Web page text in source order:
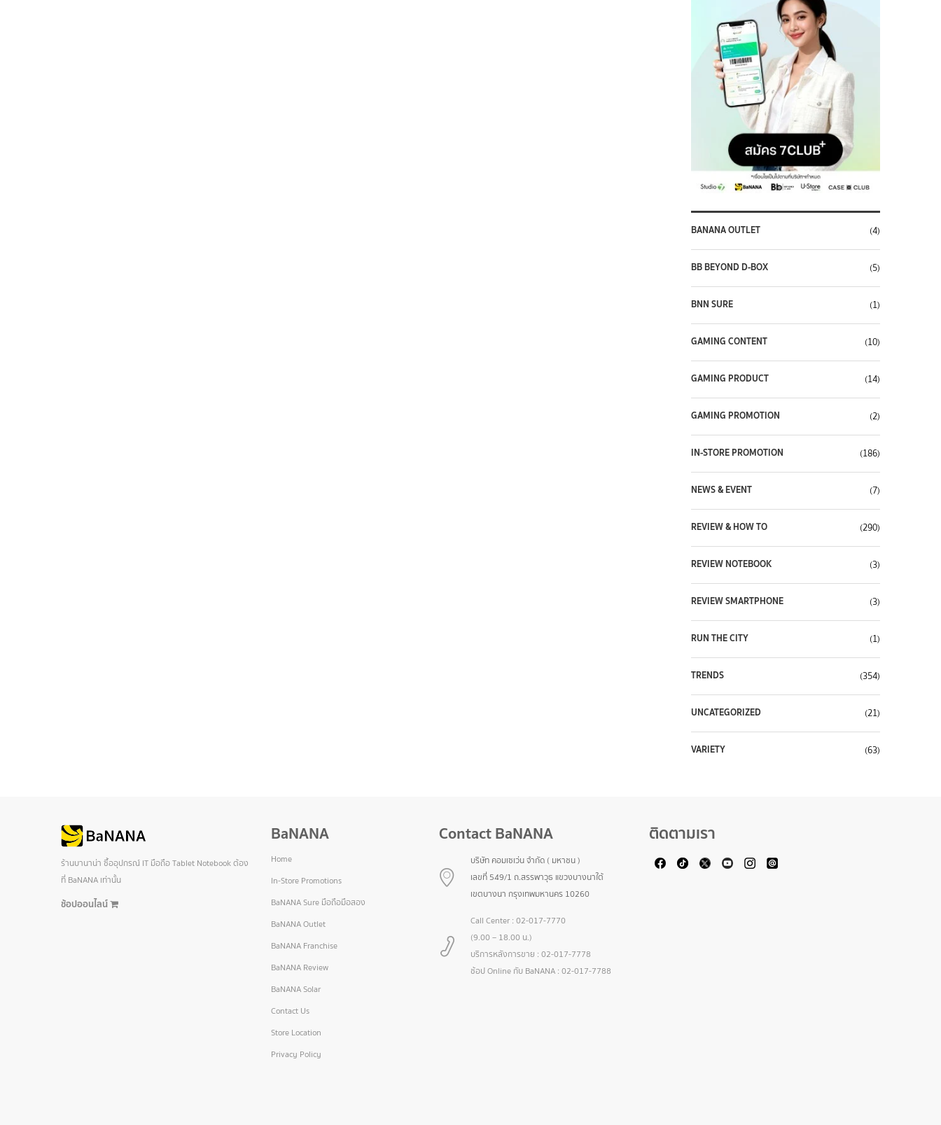
BANANA OUTLET (4)
BB BEYOND D-BOX (5)
BNN SURE (1)
GAMING CONTENT (10)
GAMING PRODUCT (14)
GAMING PROMOTION (2)
IN-STORE PROMOTION (186)
NEWS & EVENT (7)
REVIEW & HOW TO (290)
REVIEW NOTEBOOK (3)
REVIEW SMARTPHONE (3)
RUN THE CITY (1)
TRENDS (354)
UNCATEGORIZED (21)
VARIETY (63)
ร้านบานาน่า ซื้ออุปกรณ์ IT มือถือ Tablet Notebook ต้อง
ที่ BaNANA เท่านั้น
ช้อปออนไลน์
BaNANA
Home
In-Store Promotions
BaNANA Sure มือถือมือสอง
BaNANA Outlet
BaNANA Franchise
BaNANA Review
BaNANA Solar
Contact Us
Store Location
Privacy Policy
Contact BaNANA
บริษัท คอมเซเว่น จำกัด ( มหาชน )
เลขที่ 549/1 ถ.สรรพาวุธ แขวงบางนาใต้
เขตบางนา กรุงเทพมหานคร 10260
Call Center : 02-017-7770
(9.00 – 18.00 น.)
บริการหลังการขาย : 02-017-7778
ช้อป Online กับ BaNANA : 02-017-7788
ติดตามเรา